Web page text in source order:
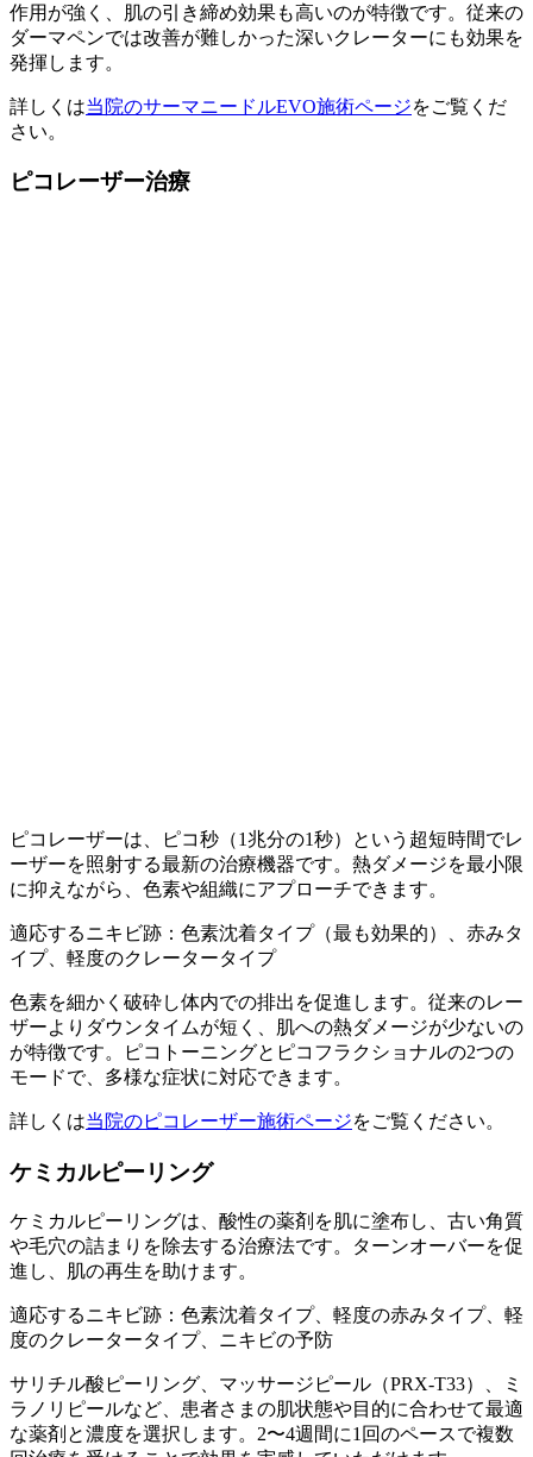
作用が強く、肌の引き締め効果も高いのが特徴です。従来の
ダーマペンでは改善が難しかった深いクレーターにも効果を
発揮します。
詳しくは当院のサーマニードルEVO施術ページをご覧くだ
さい。
ピコレーザー治療
ピコレーザーは、ピコ秒（1兆分の1秒）という超短時間でレ
ーザーを照射する最新の治療機器です。熱ダメージを最小限
に抑えながら、色素や組織にアプローチできます。
適応するニキビ跡：色素沈着タイプ（最も効果的）、赤みタ
イプ、軽度のクレータータイプ
色素を細かく破砕し体内での排出を促進します。従来のレー
ザーよりダウンタイムが短く、肌への熱ダメージが少ないの
が特徴です。ピコトーニングとピコフラクショナルの2つの
モードで、多様な症状に対応できます。
詳しくは当院のピコレーザー施術ページをご覧ください。
ケミカルピーリング
ケミカルピーリングは、酸性の薬剤を肌に塗布し、古い角質
や毛穴の詰まりを除去する治療法です。ターンオーバーを促
進し、肌の再生を助けます。
適応するニキビ跡：色素沈着タイプ、軽度の赤みタイプ、軽
度のクレータータイプ、ニキビの予防
サリチル酸ピーリング、マッサージピール（PRX-T33）、ミ
ラノリピールなど、患者さまの肌状態や目的に合わせて最適
な薬剤と濃度を選択します。2〜4週間に1回のペースで複数